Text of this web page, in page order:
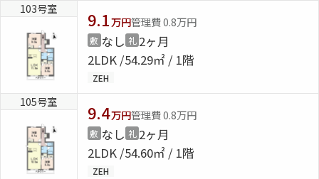
103号室
9.1万円管理費 0.8万円
敷 なし 礼 2ヶ月
2LDK 54.29㎡ / 1階
ZEH
105号室
9.4万円管理費 0.8万円
敷 なし 礼 2ヶ月
2LDK 54.60㎡ / 1階
ZEH